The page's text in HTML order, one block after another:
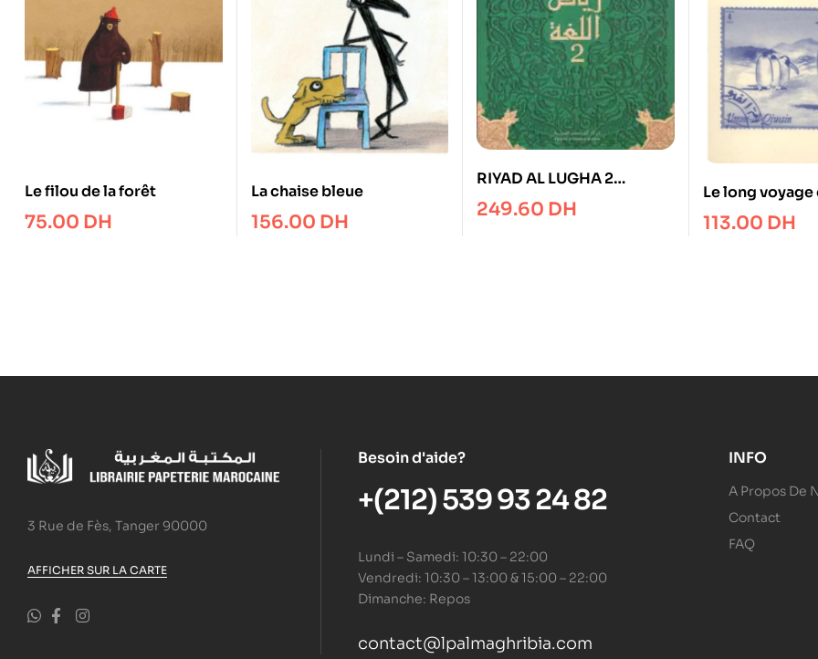
Le filou de la forêt
75.00 DH
La chaise bleue
156.00 DH
RIYAD AL LUGHA 2
MANUEL
249.60 DH
Le long voyage
pingouin vers
113.00 DH
3 Rue de Fès, Tanger 90000
AFFICHER SUR LA CARTE
Besoin d'aide?
+(212) 539 93 24 82
Lundi – Samedi: 10:30 – 22:00
Vendredi: 10:30 – 13:00 & 15:00 – 22:00
Dimanche: Repos
contact@lpalmaghribia.com
INFO
A Propos De
Contact
FAQ